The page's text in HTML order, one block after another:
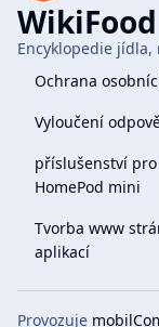
Encyklopedie jídla,
Ochrana
Vyloučení
příslušenství pro
HomePod mini
Tvorba www
aplikací
Provozuje